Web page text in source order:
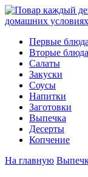
Первые блюда
Вторые блюда
Салаты
Закуски
Соусы
Напитки
Заготовки
Выпечка
Десерты
Копчение
На главную